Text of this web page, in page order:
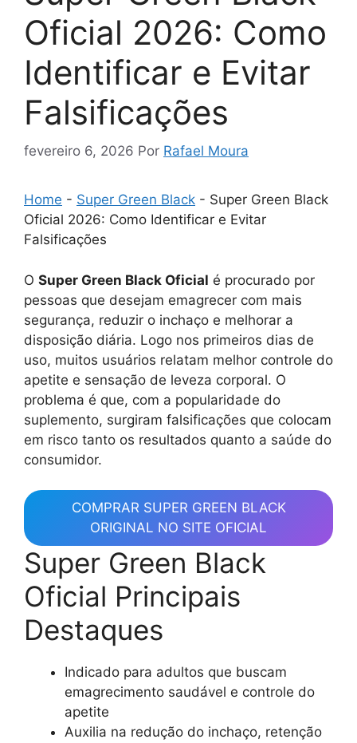
Oficial 2026: Como
Identificar e Evitar
Falsificações
fevereiro 6, 2026 Por Rafael Moura
Home - Super Green Black - Super Green Black
Oficial 2026: Como Identificar e Evitar
Falsificações
O Super Green Black Oficial é procurado por
pessoas que desejam emagrecer com mais
segurança, reduzir o inchaço e melhorar a
disposição diária. Logo nos primeiros dias de
uso, muitos usuários relatam melhor controle do
apetite e sensação de leveza corporal. O
problema é que, com a popularidade do
suplemento, surgiram falsificações que colocam
em risco tanto os resultados quanto a saúde do
consumidor.
COMPRAR SUPER GREEN BLACK
ORIGINAL NO SITE OFICIAL
Super Green Black
Oficial Principais
Destaques
Indicado para adultos que buscam
emagrecimento saudável e controle do
apetite
Auxilia na redução do inchaço, retenção